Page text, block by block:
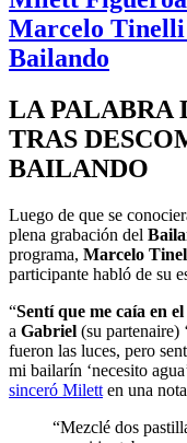
Marcelo Tinelli
Bailando
LA PALABRA
TRAS
BAILANDO
Luego de que se
plena grabación del
programa, Marcelo
participante habló de su
“Sentí que me caía en
a Gabriel (su partenaire)
fueron las luces, pero
mi bailarín ‘necesito
sinceró Milett en una
“Mezclé dos